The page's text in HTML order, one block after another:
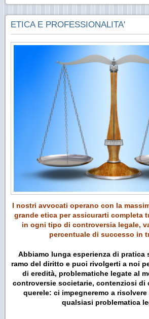
ETICA E PROFESSIONALITA'
I nostri avvocati operano con la
grande etica per assicurarti completa
in ogni tipo di controversia legale,
percentuale di successo in
Abbiamo lunga esperienza di pratica
ramo del diritto e puoi rivolgerti a noi
di eredità, problematiche legate al
controversie societarie, contenziosi di
querele: ci impegneremo a
qualsiasi problematica